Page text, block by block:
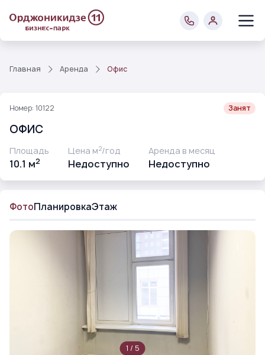
Главная Аренда Офис
Номер: 10122 Занят
ОФИС
Площадь
10.1 м2
Цена м2/год
Недоступно
Аренда в месяц
Недоступно
ФотоПланировкаЭтаж
1 / 5